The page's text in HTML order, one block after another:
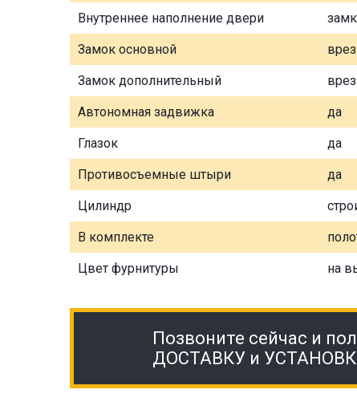
Внутреннее наполнение двери
Замок основной
Замок дополнительный
Автономная задвижка да
Глазок да
Противосъемные штыри да
Цилиндр
В комплекте
Цвет фурнитуры на
Позвоните сейчас и
ДОСТАВКУ и